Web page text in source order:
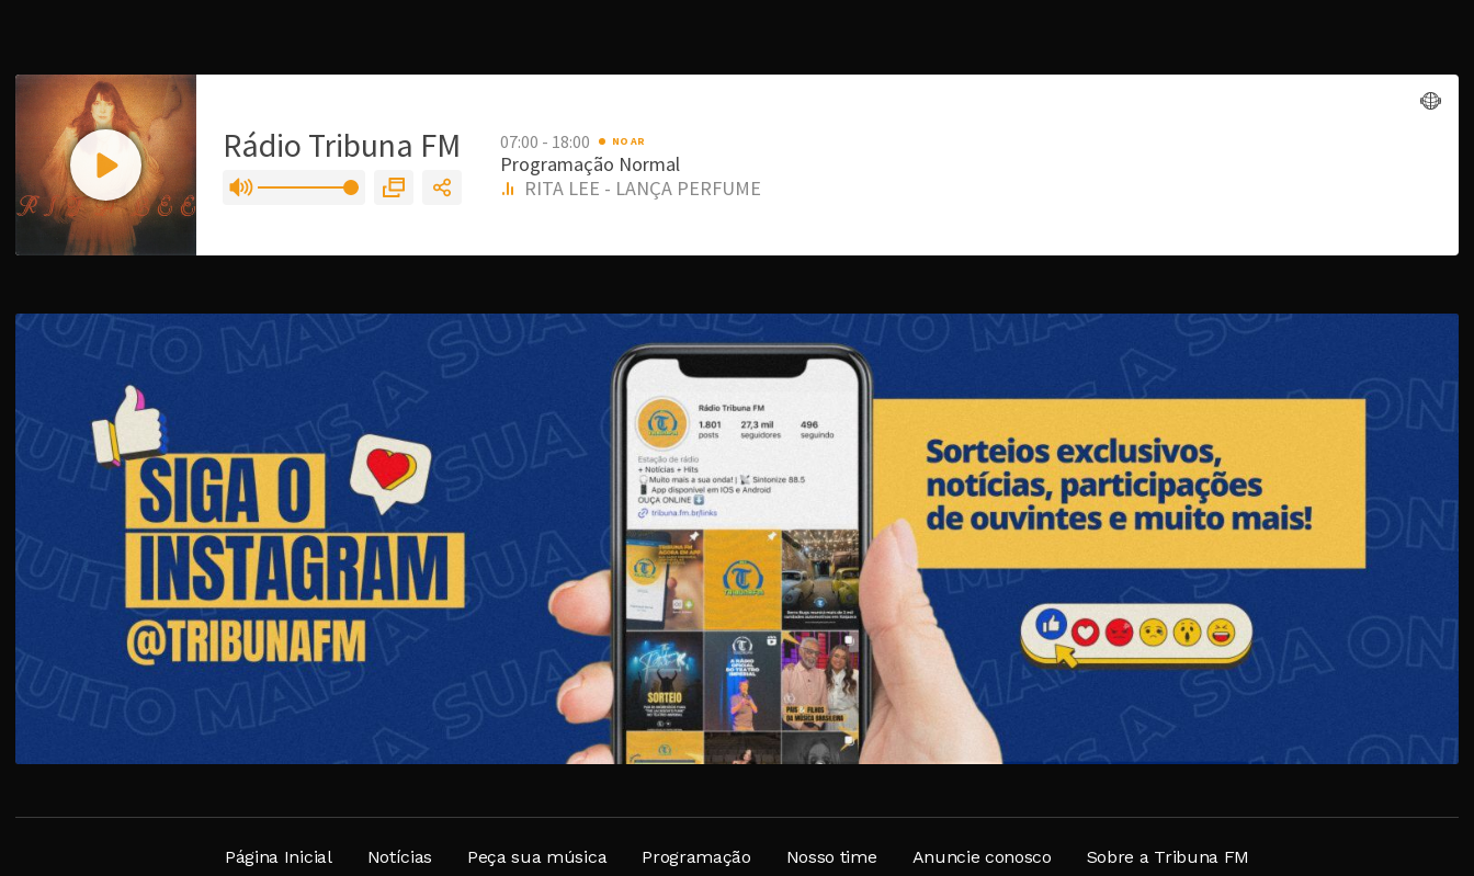
Página Inicial Notícias Peça sua música Programação Nosso time Anuncie conosco Sobre a Tribuna FM